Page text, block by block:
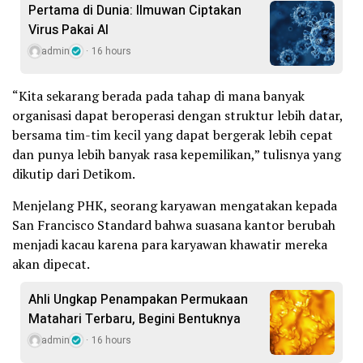
Pertama di Dunia: Ilmuwan Ciptakan
Virus Pakai AI
admin 16 hours
“Kita sekarang berada pada tahap di mana banyak
organisasi dapat beroperasi dengan struktur lebih datar,
bersama tim-tim kecil yang dapat bergerak lebih cepat
dan punya lebih banyak rasa kepemilikan,” tulisnya yang
dikutip dari Detikom.
Menjelang PHK, seorang karyawan mengatakan kepada
San Francisco Standard bahwa suasana kantor berubah
menjadi kacau karena para karyawan khawatir mereka
akan dipecat.
Ahli Ungkap Penampakan Permukaan
Matahari Terbaru, Begini Bentuknya
admin 16 hours